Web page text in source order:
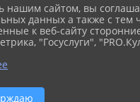
нашим сайтом, вы
данных а также с тем
к веб-сайту
"Госуслуги",